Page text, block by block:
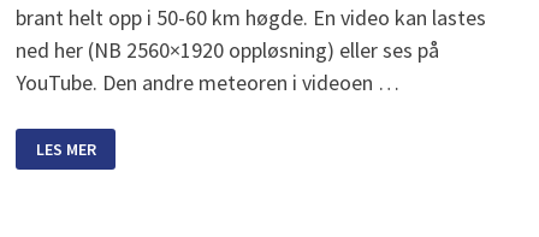
brant helt opp i 50-60 km høgde. En video kan lastes
ned her (NB 2560×1920 oppløsning) eller ses på
YouTube. Den andre meteoren i videoen …
GEMINIDER
LES MER